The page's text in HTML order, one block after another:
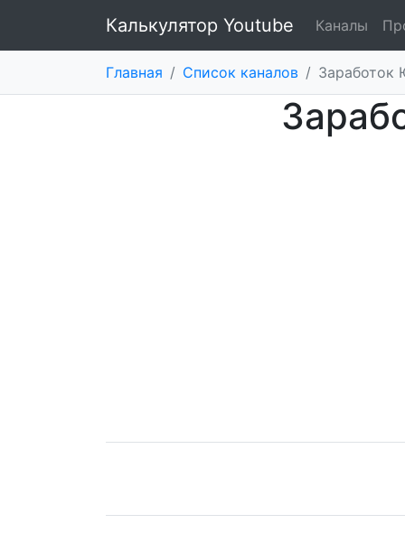
Калькулятор Youtube Каналы
Главная / Список каналов / Заработок